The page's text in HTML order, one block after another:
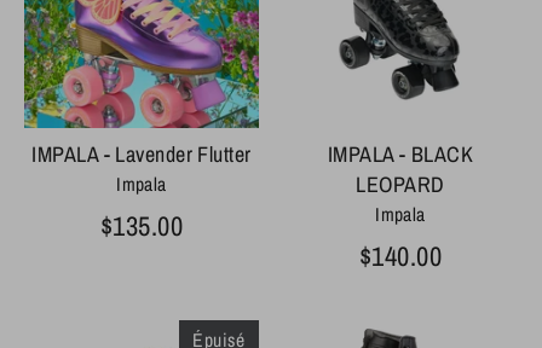
IMPALA - Lavender Flutter
Impala
$135.00
IMPALA - BLACK
LEOPARD
Impala
$140.00
Épuisé